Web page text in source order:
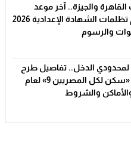
والجيزة.. آخر موعد
لتقديم تظلمات الشهادة الإعدادية 2026
والرسوم
الدخل.. تفاصيل طرح
شقق «سكن لكل المصريين 9» لعام